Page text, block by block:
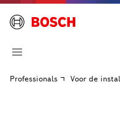
Professionals Voor de